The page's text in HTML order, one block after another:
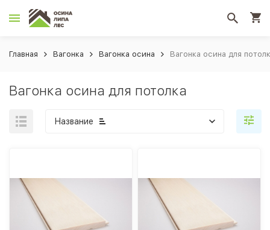
Главная Вагонка Вагонка осина Вагонка осина для
Вагонка осина для потолка
Название